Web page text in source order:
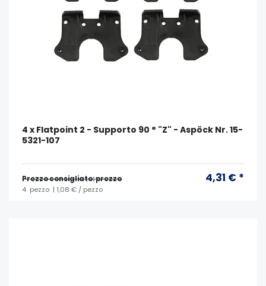
4 x Flatpoint 2 - Supporto 90 ° "Z" - Aspöck Nr. 15-
5321-107
Prezzo consigliato: prezzo 4,31 € *
4 pezzo | 1,08 € / pezzo